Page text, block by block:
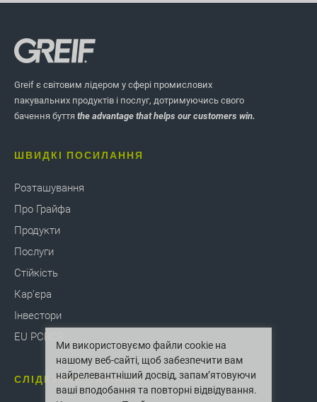
Greif є світовим лідером у сфері промислових
пакувальних продуктів і послуг, дотримуючись свого
бачення буття the advantage that helps our customers win.
ШВИДКІ ПОСИЛАННЯ
Розташування
Про Грайфа
Продукти
Послуги
Стійкість
Кар'єра
Інвестори
EU PCBCR
СЛІДКУЙТЕ ЗА НАМИ
Ми використовуємо файли cookie на
нашому веб-сайті, щоб забезпечити вам
найрелевантніший досвід, запам’ятовуючи
ваші вподобання та повторні відвідування.